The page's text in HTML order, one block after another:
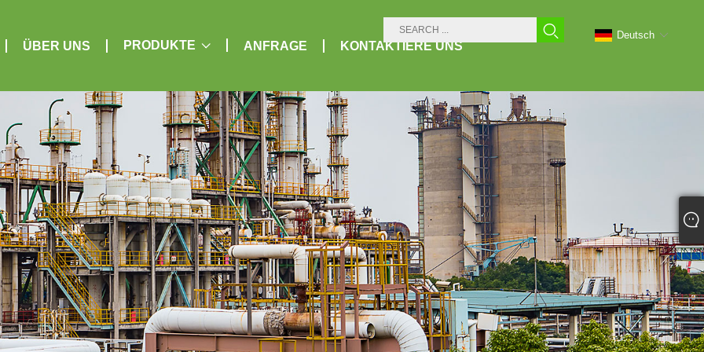
ÜBER UNS PRODUKTE ANFRAGE KONTAKTIERE UNS
Deutsch